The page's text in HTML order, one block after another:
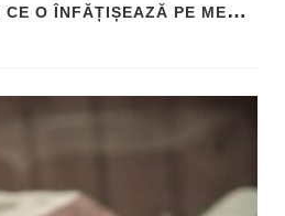
M
ATRIȚA UNEI MĂȘTI CE O ÎNFĂȚIȘEAZĂ PE MEDUSA, DESCOPERITĂ ÎN SICILIA